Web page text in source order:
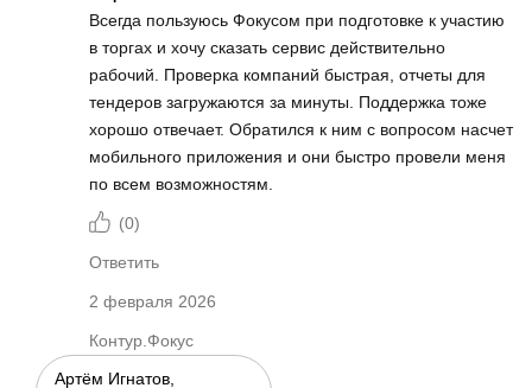
Всегда пользуюсь Фокусом при подготовке к участию
в торгах и хочу сказать сервис действительно
рабочий. Проверка компаний быстрая, отчеты для
тендеров загружаются за минуты. Поддержка тоже
хорошо отвечает. Обратился к ним с вопросом насчет
мобильного приложения и они быстро провели меня
по всем возможностям.
(0)
Ответить
2 февраля 2026
Контур.Фокус